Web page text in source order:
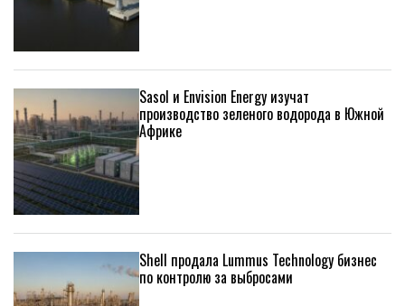
Sasol и Envision Energy изучат
производство зеленого водорода в Южной
Африке
Shell продала Lummus Technology бизнес
по контролю за выбросами